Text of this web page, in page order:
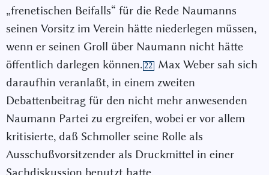
„frenetischen Beifalls“ für die Rede Naumanns
seinen Vorsitz im Verein hätte niederlegen müssen,
wenn er seinen Groll über Naumann nicht hätte
öffentlich darlegen können.22 Max Weber sah sich
daraufhin veranlaßt, in einem zweiten
Debattenbeitrag für den nicht mehr anwesenden
Naumann Partei zu ergreifen, wobei er vor allem
kritisierte, daß Schmoller seine Rolle als
Ausschußvorsitzender als Druckmittel in einer
Sachdiskussion benutzt hatte.